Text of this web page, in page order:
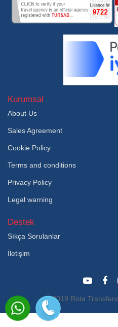
Kurumsal
About Us
Sales Agreement
Cookie Policy
Terms and conditions
Privacy Policy
Legal warning
Destek
Sıkça Sorulanlar
İletişim
© 2019 Rota